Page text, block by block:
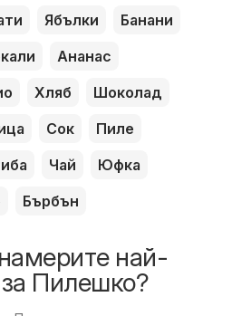
Ябълки
Банани
Ананас
Хляб
Шоколад
Сок
Пиле
Чай
Юфка
Бърбън
най-
Пилешко?